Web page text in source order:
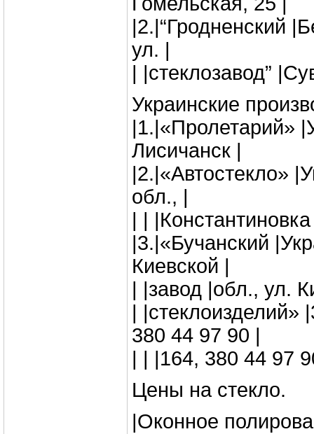
|2.|“Гродненский
ул. |
| |стеклозавод”
Украинские
|1.|«Пролетарий»
Лисичанск |
|2.|«Автостекло»
обл., |
| |
|3.|«Бучанский
Киевской |
| |завод |обл., ул.
|
380 44 97 90 |
| | |164, 380 44 97
Цены на стекло.
|Оконное